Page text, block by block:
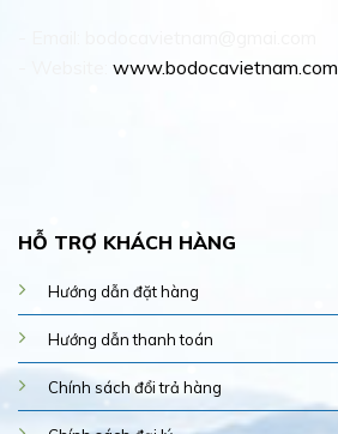
www.bodocavietnam.com
HỖ TRỢ KHÁCH HÀNG
Hướng dẫn đặt hàng
Hướng dẫn thanh toán
Chính sách đổi trả hàng